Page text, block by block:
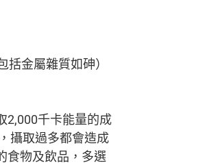
金屬雜質如砷）
2,000千卡能量的成
攝取過多都會造成
食物及飲品，多選